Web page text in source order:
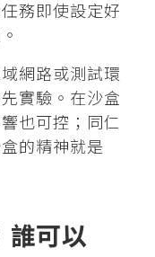
務即使設定好
網路或測試環
實驗。在沙盒
也可控；同仁
的精神就是
誰可以